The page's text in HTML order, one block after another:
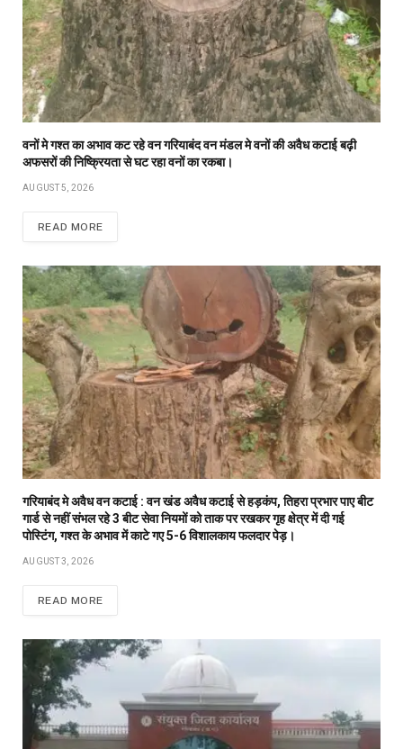
वनों मे गश्त का अभाव कट रहे वन गरियाबंद वन मंडल मे वनों की अवैध कटाई बढ़ी
अफसरों की निष्क्रियता से घट रहा वनों का रकबा।
AUGUST 5, 2026
READ MORE
गरियाबंद मे अवैध वन कटाई : वन खंड अवैध कटाई से हड़कंप, तिहरा प्रभार पाए बीट
गार्ड से नहीं संभल रहे 3 बीट सेवा नियमों को ताक पर रखकर गृह क्षेत्र में दी गई
पोस्टिंग, गश्त के अभाव में काटे गए 5-6 विशालकाय फलदार पेड़।
AUGUST 3, 2026
READ MORE